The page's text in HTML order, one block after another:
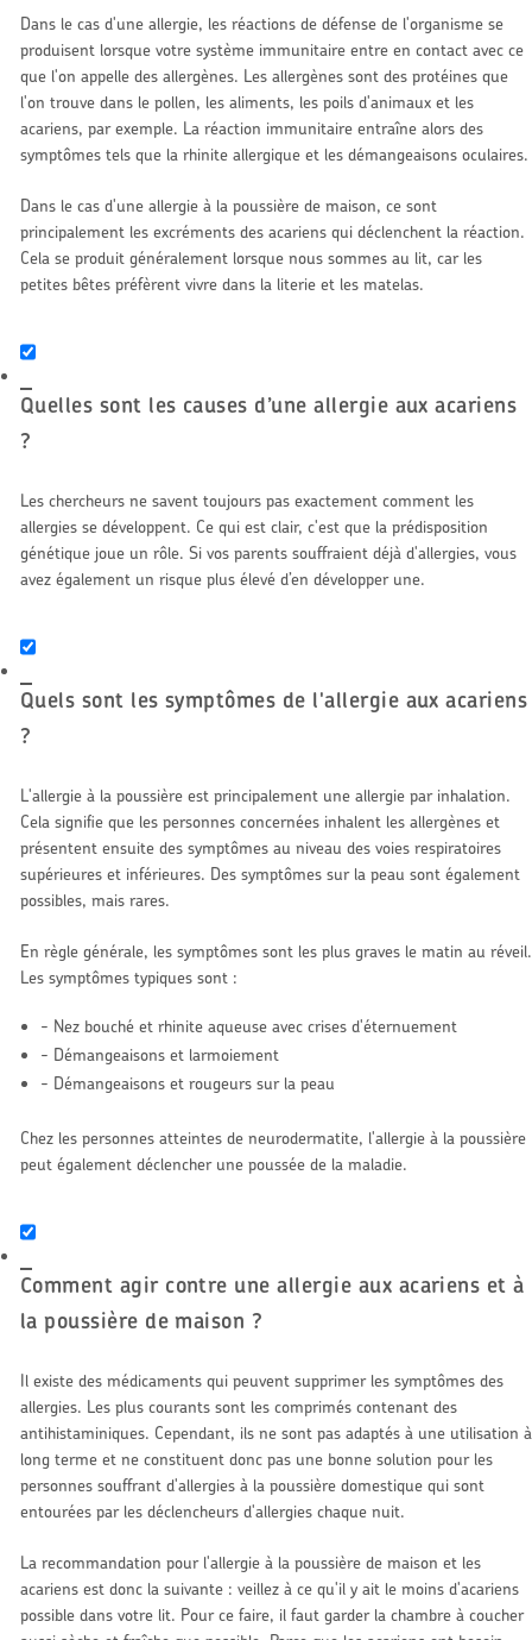
Dans le cas d'une allergie, les réactions de défense de l'organisme se
produisent lorsque votre système immunitaire entre en contact avec ce
que l'on appelle des allergènes. Les allergènes sont des protéines que
l'on trouve dans le pollen, les aliments, les poils d'animaux et les
acariens, par exemple. La réaction immunitaire entraîne alors des
symptômes tels que la rhinite allergique et les démangeaisons oculaires.
Dans le cas d'une allergie à la poussière de maison, ce sont
principalement les excréments des acariens qui déclenchent la réaction.
Cela se produit généralement lorsque nous sommes au lit, car les
petites bêtes préfèrent vivre dans la literie et les matelas.
Quelles sont les causes d’une allergie aux acariens
?
Les chercheurs ne savent toujours pas exactement comment les
allergies se développent. Ce qui est clair, c'est que la prédisposition
génétique joue un rôle. Si vos parents souffraient déjà d'allergies, vous
avez également un risque plus élevé d’en développer une.
Quels sont les symptômes de l'allergie aux acariens
?
L'allergie à la poussière est principalement une allergie par inhalation.
Cela signifie que les personnes concernées inhalent les allergènes et
présentent ensuite des symptômes au niveau des voies respiratoires
supérieures et inférieures. Des symptômes sur la peau sont également
possibles, mais rares.
En règle générale, les symptômes sont les plus graves le matin au réveil.
Les symptômes typiques sont :
- Nez bouché et rhinite aqueuse avec crises d'éternuement
- Démangeaisons et larmoiement
- Démangeaisons et rougeurs sur la peau
Chez les personnes atteintes de neurodermatite, l'allergie à la poussière
peut également déclencher une poussée de la maladie.
Comment agir contre une allergie aux acariens et à
la poussière de maison ?
Il existe des médicaments qui peuvent supprimer les symptômes des
allergies. Les plus courants sont les comprimés contenant des
antihistaminiques. Cependant, ils ne sont pas adaptés à une utilisation à
long terme et ne constituent donc pas une bonne solution pour les
personnes souffrant d'allergies à la poussière domestique qui sont
entourées par les déclencheurs d'allergies chaque nuit.
La recommandation pour l'allergie à la poussière de maison et les
acariens est donc la suivante : veillez à ce qu'il y ait le moins d'acariens
possible dans votre lit. Pour ce faire, il faut garder la chambre à coucher